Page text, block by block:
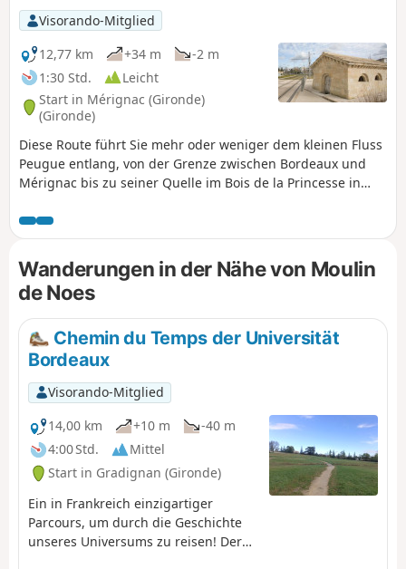
Visorando-Mitglied
12,77 km
+34 m
-2 m
1:30 Std.
Leicht
Start in Mérignac (Gironde)
(Gironde)
Diese Route führt Sie mehr oder weniger dem kleinen Fluss
Peugue entlang, von der Grenze zwischen Bordeaux und
Mérignac bis zu seiner Quelle im Bois de la Princesse in
für alle Jahreszeiten geeignet ist, außer bei sehr großer
Hitze oder Regenwetter, und die mit dem Mountainbike
oder Trekkingrad befahren werden kann (der Untergrund
ist entweder asphaltiert oder aus festgestampftem
Erdreich). Auch zu Fuß möglich, allerdings an einigen
Stellen etwas mühsam (Rue des As und Rue Socrate).
Wanderungen in der Nähe von Moulin
de Noes
Chemin du Temps der Universität
Bordeaux
Visorando-Mitglied
14,00 km
+10 m
-40 m
4:00 Std.
Mittel
Start in Gradignan (Gironde)
Ein in Frankreich einzigartiger
Parcours, um durch die Geschichte
unseres Universums zu reisen! Der